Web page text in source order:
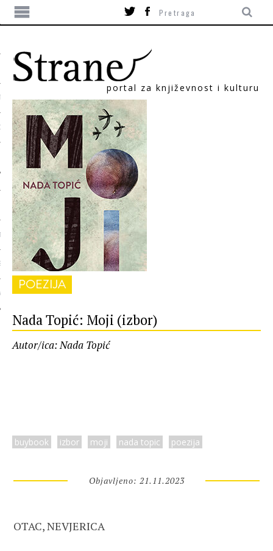
portal za književnost i kulturu
POEZIJA
Nada Topić: Moji (izbor)
Autor/ica: Nada Topić
buybook izbor moji nada topic poezija
Objavljeno: 21.11.2023
OTAC, NEVJERICA